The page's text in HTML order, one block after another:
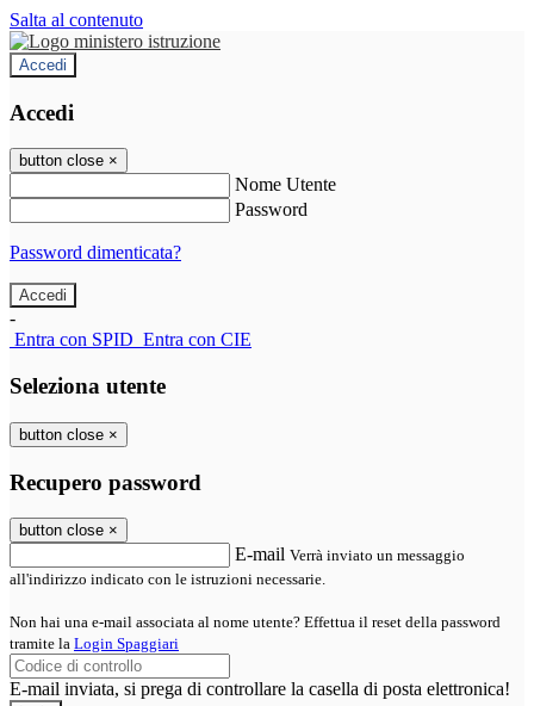
Salta al contenuto
Accedi
Accedi
button close ×
Nome Utente
Password
Password dimenticata?
-
Entra con SPID Entra con CIE
Seleziona utente
button close ×
Recupero password
button close ×
E-mail Verrà inviato un messaggio
all'indirizzo indicato con le istruzioni necessarie.
Non hai una e-mail associata al nome utente? Effettua il reset della password
tramite la Login Spaggiari
E-mail inviata, si prega di controllare la casella di posta elettronica!